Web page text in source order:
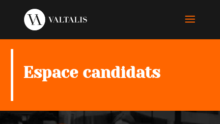
Espace candidats